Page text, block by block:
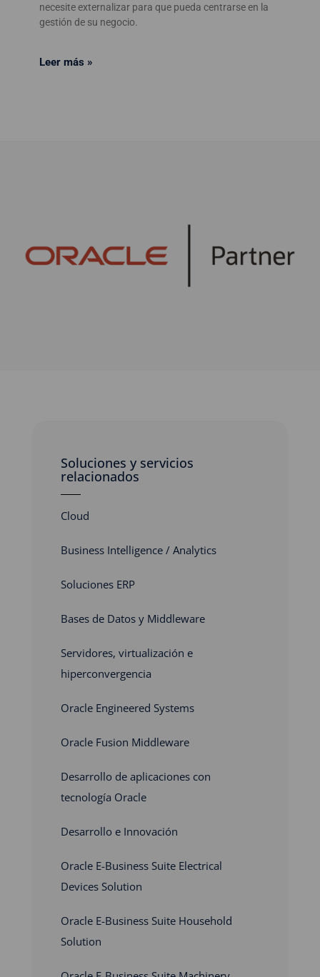
necesite externalizar para que pueda centrarse en la
gestión de su negocio.
Leer más »
Soluciones y servicios
relacionados
Cloud
Business Intelligence / Analytics
Soluciones ERP
Bases de Datos y Middleware
Servidores, virtualización e
hiperconvergencia
Oracle Engineered Systems
Oracle Fusion Middleware
Desarrollo de aplicaciones con
tecnología Oracle
Desarrollo e Innovación
Oracle E-Business Suite Electrical
Devices Solution
Oracle E-Business Suite Household
Solution